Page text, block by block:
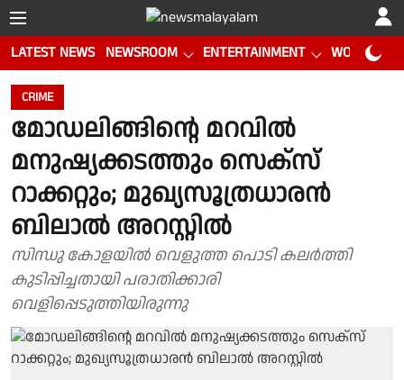
LATEST NEWS NEWSROOM ENTERTAINMENT WORLD CUP
CRIME
മോഡലിങ്ങിന്റെ മറവില്‍
മനുഷ്യക്കടത്തും സെക്‌സ്
റാക്കറ്റും; മുഖ്യസൂത്രധാരന്‍
ബിലാല്‍ അറസ്റ്റിൽ
സിന്ധു കോളയിൽ വെളുത്ത പൊടി കലർത്തി
കുടിപ്പിച്ചതായി പരാതിക്കാരി
വെളിപ്പെടുത്തിയിരുന്നു